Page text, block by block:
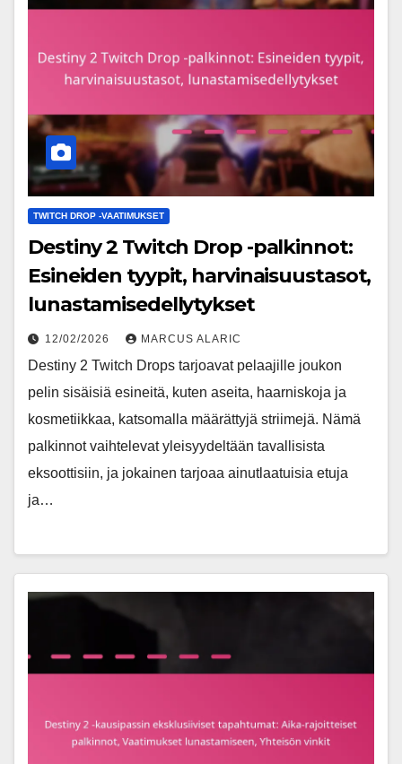
TWITCH DROP -VAATIMUKSET
Destiny 2 Twitch Drop -palkinnot:
Esineiden tyypit, harvinaisuustasot,
lunastamisedellytykset
12/02/2026 MARCUS ALARIC
Destiny 2 Twitch Drops tarjoavat pelaajille joukon
pelin sisäisiä esineitä, kuten aseita, haarniskoja ja
kosmetiikkaa, katsomalla määrättyjä striimejä. Nämä
palkinnot vaihtelevat yleisyydeltään tavallisista
eksoottisiin, ja jokainen tarjoaa ainutlaatuisia etuja
ja…